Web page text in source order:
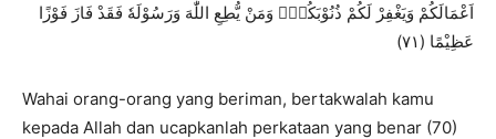
اَعْمَالَكُمْ وَيَغْفِرْ لَكُمْ ذُنُوْبَكُمْ وَمَنْ يُّطِعِ اللّهَ وَرَسُوْلَه فَقَدْ فَازَ فَوْزًا
عَظِيْمًا (٧١)
Wahai orang-orang yang beriman, bertakwalah kamu
kepada Allah dan ucapkanlah perkataan yang benar (70)